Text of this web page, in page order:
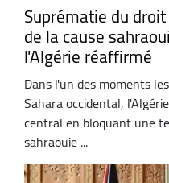
Suprématie du
de la cause
l'Algérie réaffirmé
Dans l'un des moments
Sahara occidental,
central en bloquant une
sahraouie ...